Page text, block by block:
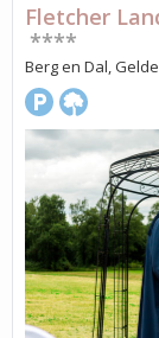
Fletcher
****
Berg en Dal,